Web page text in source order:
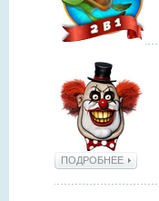
ПОДРОБНЕЕ